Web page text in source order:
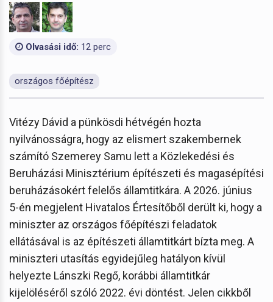
Olvasási idő: 12 perc
országos főépítész
Vitézy Dávid a pünkösdi hétvégén hozta
nyilvánosságra, hogy az elismert szakembernek
számító Szemerey Samu lett a Közlekedési és
Beruházási Minisztérium építészeti és magasépítési
beruházásokért felelős államtitkára. A 2026. június
5-én megjelent Hivatalos Értesítőből derült ki, hogy a
miniszter az országos főépítészi feladatok
ellátásával is az építészeti államtitkárt bízta meg. A
miniszteri utasítás egyidejűleg hatályon kívül
helyezte Lánszki Regő, korábbi államtitkár
kijelöléséről szóló 2022. évi döntést. Jelen cikkből